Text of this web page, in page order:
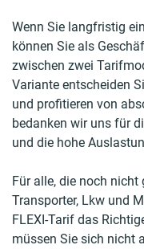
Wenn Sie langfristig
können Sie als
zwischen zwei
Variante entscheiden
und profitieren von
bedanken wir uns für
und die hohe
Für alle, die noch nicht
Transporter, Lkw und
FLEXI-Tarif das
müssen Sie sich nicht